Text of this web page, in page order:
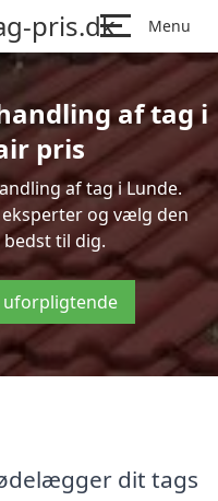
pris.dk Menu
af tag i
pris
af tag i Lunde.
og vælg den
til dig.
uforpligtende
dit tags